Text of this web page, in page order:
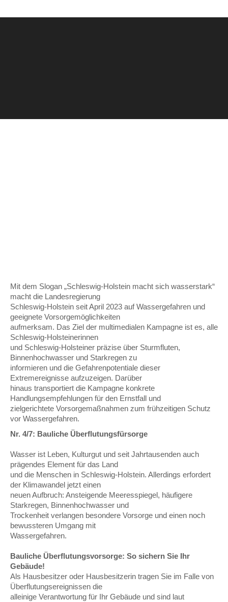
Mit dem Slogan „Schleswig-Holstein macht sich wasserstark“
macht die Landesregierung
Schleswig-Holstein seit April 2023 auf Wassergefahren und
geeignete Vorsorgemöglichkeiten
aufmerksam. Das Ziel der multimedialen Kampagne ist es, alle
Schleswig-Holsteinerinnen
und Schleswig-Holsteiner präzise über Sturmfluten,
Binnenhochwasser und Starkregen zu
informieren und die Gefahrenpotentiale dieser
Extremereignisse aufzuzeigen. Darüber
hinaus transportiert die Kampagne konkrete
Handlungsempfehlungen für den Ernstfall und
zielgerichtete Vorsorgemaßnahmen zum frühzeitigen Schutz
vor Wassergefahren.
Nr. 4/7: Bauliche Überflutungsfürsorge
Wasser ist Leben, Kulturgut und seit Jahrtausenden auch
prägendes Element für das Land
und die Menschen in Schleswig-Holstein. Allerdings erfordert
der Klimawandel jetzt einen
neuen Aufbruch: Ansteigende Meeresspiegel, häufigere
Starkregen, Binnenhochwasser und
Trockenheit verlangen besondere Vorsorge und einen noch
bewussteren Umgang mit
Wassergefahren.
Bauliche Überflutungsvorsorge: So sichern Sie Ihr
Gebäude!
Als Hausbesitzer oder Hausbesitzerin tragen Sie im Falle von
Überflutungsereignissen die
alleinige Verantwortung für Ihr Gebäude und sind laut